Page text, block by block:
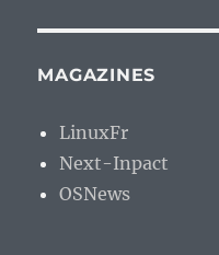
MAGAZINES
LinuxFr
Next-Inpact
OSNews